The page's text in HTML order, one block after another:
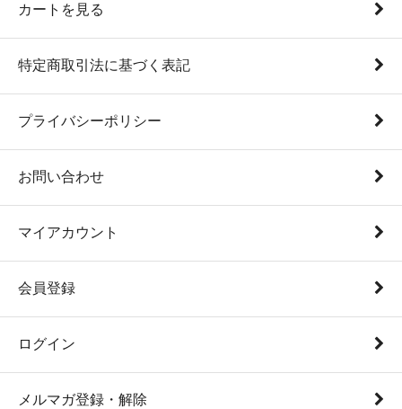
カートを見る
特定商取引法に基づく表記
プライバシーポリシー
お問い合わせ
マイアカウント
会員登録
ログイン
メルマガ登録・解除